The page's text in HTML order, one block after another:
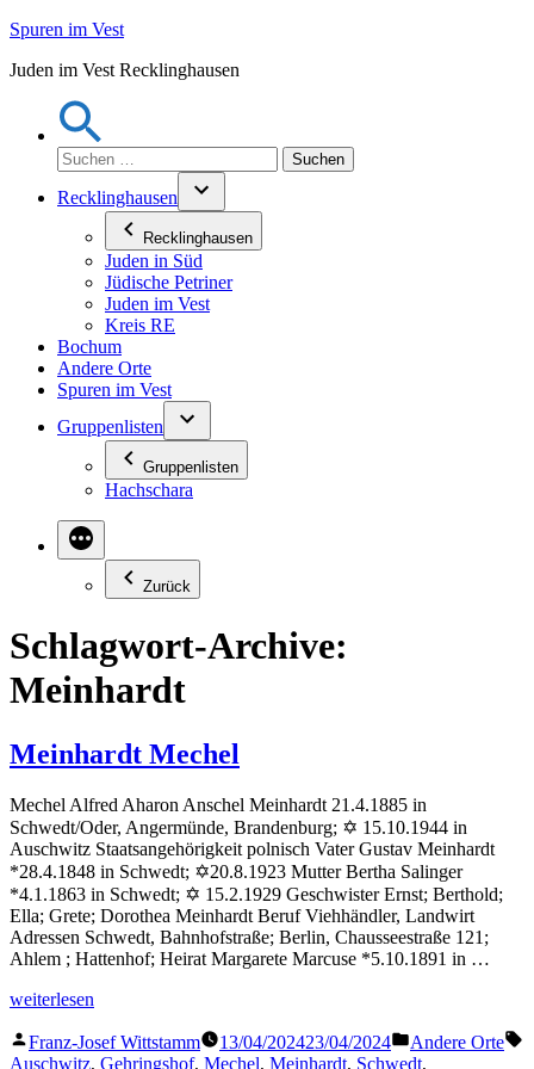
Zum
springen
Spuren im Vest
Juden im Vest Recklinghausen
Suchen
nach:
Recklinghausen
Recklinghausen
Juden in Süd
Jüdische Petriner
Juden im Vest
Kreis RE
Bochum
Andere Orte
Spuren im Vest
Gruppenlisten
Gruppenlisten
Hachschara
Zurück
Schlagwort-Archive:
Meinhardt
Meinhardt Mechel
Mechel Alfred Aharon Anschel Meinhardt 21.4.1885 in
Schwedt/Oder, Angermünde, Brandenburg; ✡ 15.10.1944 in
Auschwitz Staatsangehörigkeit polnisch Vater Gustav Meinhardt
*28.4.1848 in Schwedt; ✡20.8.1923 Mutter Bertha Salinger
*4.1.1863 in Schwedt; ✡ 15.2.1929 Geschwister Ernst; Berthold;
Ella; Grete; Dorothea Meinhardt Beruf Viehhändler, Landwirt
Adressen Schwedt, Bahnhofstraße; Berlin, Chausseestraße 121;
Ahlem ; Hattenhof; Heirat Margarete Marcuse *5.10.1891 in …
„Meinhardt
weiterlesen
Veröffentlicht
von
Franz-Josef Wittstamm 13/04/202423/04/2024
Veröffentlicht
in
Andere Orte
Auschwitz, Gehringshof, Mechel, Meinhardt, Schwedt,